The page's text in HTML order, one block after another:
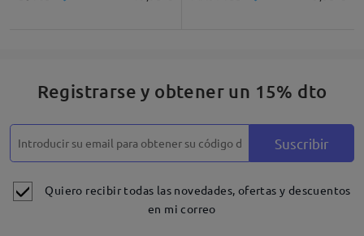
Registrarse y obtener un 15% dto
Suscribir
Quiero recibir todas las novedades, ofertas y descuentos
en mi correo